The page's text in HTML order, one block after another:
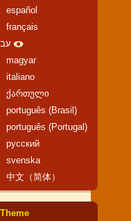
español
français
magyar
italiano
ქართული
português (Brasil)
português (Portugal)
русский
svenska
中文（简体）
Theme